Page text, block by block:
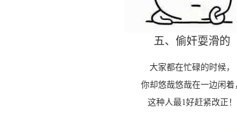
五、偷奸耍滑的
大家都在忙碌的时候，
你却悠哉悠哉在一边闲着
这种人最1好赶紧改正！